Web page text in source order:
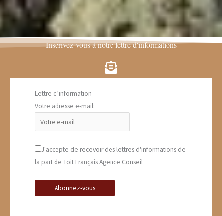
Inscrivez-vous à notre lettre d'informations
Lettre d’information
Votre adresse e-mail:
J'accepte de recevoir des lettres d'informations de
la part de Toit Français Agence Conseil